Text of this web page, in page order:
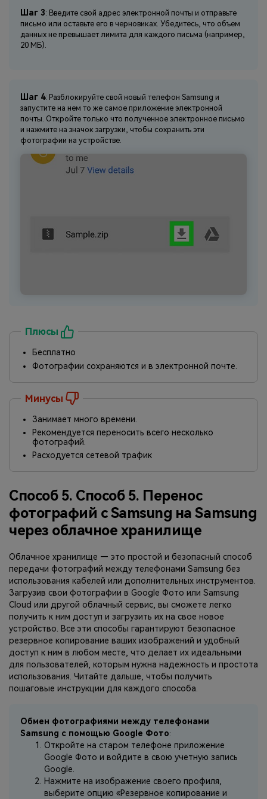
Шаг 3: Введите свой адрес электронной почты и отправьте
письмо или оставьте его в черновиках. Убедитесь, что объем
данных не превышает лимита для каждого письма (например,
20 МБ).
Шаг 4: Разблокируйте свой новый телефон Samsung и
запустите на нем то же самое приложение электронной
почты. Откройте только что полученное электронное письмо
и нажмите на значок загрузки, чтобы сохранить эти
фотографии на устройстве.
Плюсы
Бесплатно
Фотографии сохраняются и в электронной почте.
Минусы
Занимает много времени.
Рекомендуется переносить всего несколько
фотографий.
Расходуется сетевой трафик
Способ 5. Способ 5. Перенос
фотографий с Samsung на Samsung
через облачное хранилище
Облачное хранилище — это простой и безопасный способ
передачи фотографий между телефонами Samsung без
использования кабелей или дополнительных инструментов.
Загрузив свои фотографии в Google Фото или Samsung
Cloud или другой облачный сервис, вы сможете легко
получить к ним доступ и загрузить их на свое новое
устройство. Все эти способы гарантируют безопасное
резервное копирование ваших изображений и удобный
доступ к ним в любом месте, что делает их идеальными
для пользователей, которым нужна надежность и простота
использования. Читайте дальше, чтобы получить
пошаговые инструкции для каждого способа.
Обмен фотографиями между телефонами
Samsung с помощью Google Фото:
Откройте на старом телефоне приложение
Google Фото и войдите в свою учетную запись
Google.
Нажмите на изображение своего профиля,
выберите опцию «Резервное копирование и